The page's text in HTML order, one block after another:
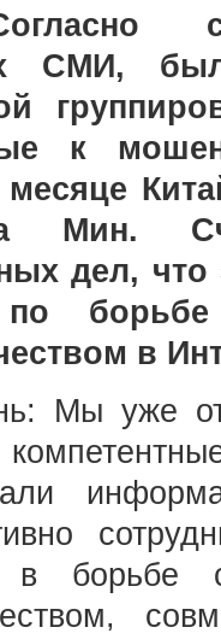
СМИ,
к
Мин.
дел, что
в
Мы уже
в борьбе